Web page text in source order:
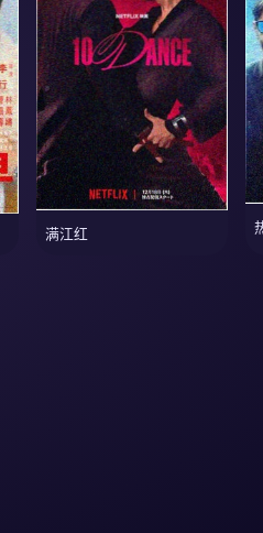
满江红